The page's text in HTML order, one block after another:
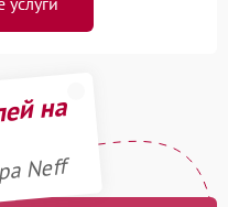
на
Neff